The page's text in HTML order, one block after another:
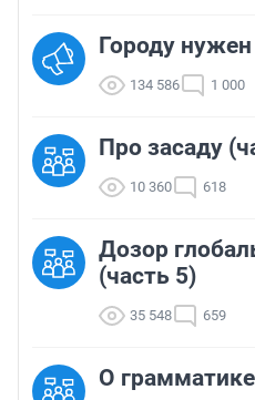
Городу
134 586 1 000
Про засаду
10 360 618
Дозор
(часть 5)
35 548 659
О грамматике